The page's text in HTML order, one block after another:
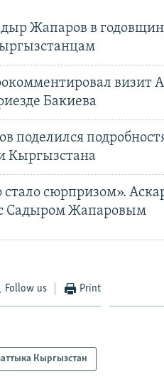
Жапаров в
визит
Бакиева
поделился
Кыргызстана
стало сюрпризом».
Садыром Жапаровым
Follow us Print
Кыргызстан